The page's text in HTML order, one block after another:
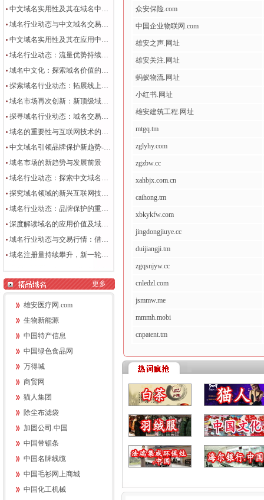
中文域名实用性及其在域名中文化发展中的作用
域名行业动态与中文域名交易趋势的崛起
中文域名实用性及其在应用中的价值
域名行业动态：流量优势持续推动行业发展
域名中文化：探索域名价值的新趋势
探索域名行业动态：拓展线上营销的新机遇
域名市场再次创新：新顶级域名为企业发展创造更多机遇
探寻域名行业动态：域名交易趋势与网络知识产权保护
域名的重要性与互联网技术的演进
中文域名引领品牌保护新趋势-域名行业动态
域名市场的新趋势与发展前景
域名行业动态：探索中文域名的交易趋势与品牌保护的流量优势
探究域名领域的新兴互联网技术趋势
域名行业动态：品牌保护的重要性与挑战
深度解读域名的应用价值及域名价值
域名行业动态与交易行情：借力流量优势拓展线上营销，助力品牌保护
域名注册量持续攀升，新一轮争夺战即将打响
更多
雄安医疗网.com
生物新能源
中国特产信息
中国绿色食品网
万得城
商贸网
猫人集团
除尘布滤袋
加固公司.中国
中国带锯条
中国名牌线缆
中国毛衫网上商城
中国化工机械
众安保险.com
中国企业物联网.com
雄安之声.网址
雄安关注.网址
蚂蚁物流.网址
小红书.网址
雄安建筑工程.网址
mtgq.tm
zglyhy.com
zgzbw.cc
xahbjx.com.cn
caihong.tm
xbkykfw.com
jingdongjiuye.cc
duijiangji.tm
zgqsnjyw.cc
cnledzl.com
jsmmw.me
mmmh.mobi
cnpatent.tm